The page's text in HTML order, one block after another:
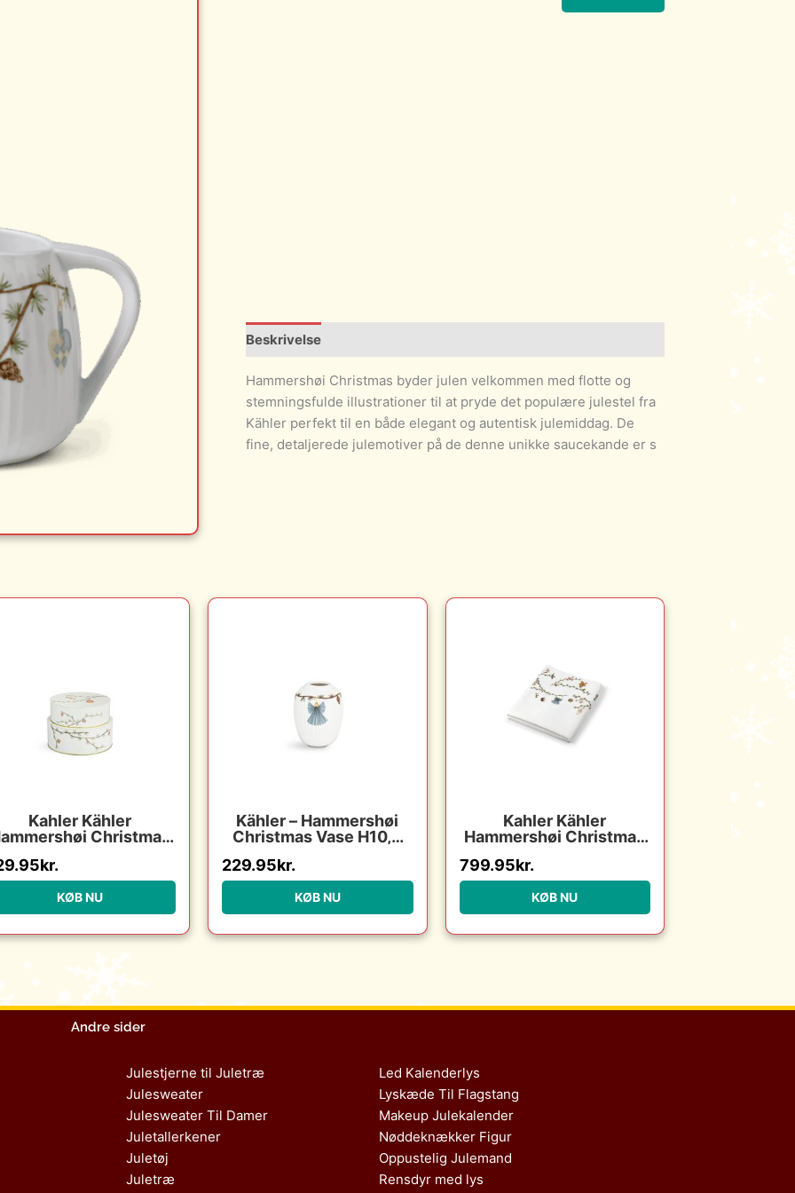
Beskrivelse
Hammershøi Christmas byder julen velkommen med flotte og
stemningsfulde illustrationer til at pryde det populære julestel fra
Kähler perfekt til en både elegant og autentisk julemiddag. De
fine, detaljerede julemotiver på de denne unikke saucekande er s
Kahler Kähler
Christmas
Ø20 cm : Erling
Christensen Møbler :
Erling Christensen
Møbler
kr.
KØB NU
Kähler – Hammershøi
Christmas Vase H10,5
229.95kr.
KØB NU
Kahler Kähler
Hammershøi Christmas
Christensen Møbler :
Erling Christensen
Møbler
799.95kr.
KØB NU
Andre sider
Julestjerne til Juletræ
Julesweater
Julesweater Til Damer
Juletallerkener
Juletøj
Juletræ
Led Kalenderlys
Lyskæde Til Flagstang
Makeup Julekalender
Nøddeknækker Figur
Oppustelig Julemand
Rensdyr med lys